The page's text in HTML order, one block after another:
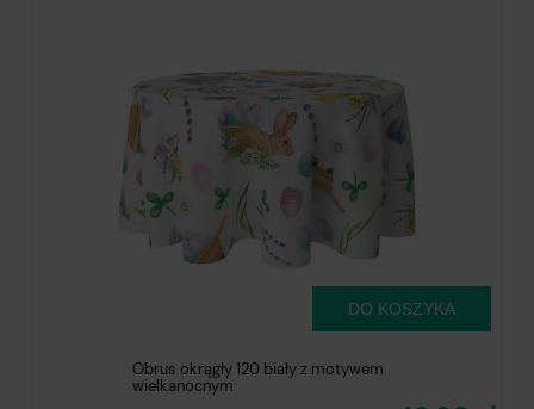
Obrus okrągły 120 biały z motywem
wielkanocnym
DO KOSZYKA